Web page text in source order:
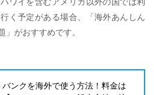
ワイを含むアメリカ以外の国では利
く予定がある場合、「海外あんしん
」がおすすめです。
バンクを海外で使う方法！料金は